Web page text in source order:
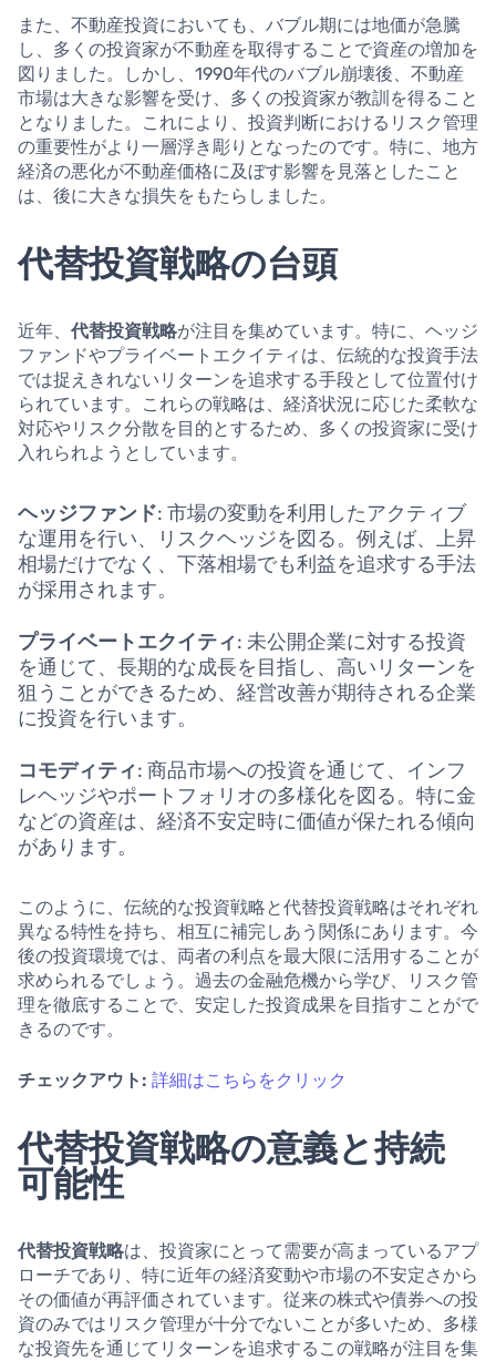
また、不動産投資においても、バブル期には地価が急騰
し、多くの投資家が不動産を取得することで資産の増加を
図りました。しかし、1990年代のバブル崩壊後、不動産
市場は大きな影響を受け、多くの投資家が教訓を得ること
となりました。これにより、投資判断におけるリスク管理
の重要性がより一層浮き彫りとなったのです。特に、地方
経済の悪化が不動産価格に及ぼす影響を見落としたこと
は、後に大きな損失をもたらしました。
代替投資戦略の台頭
近年、 代替投資戦略が注目を集めています。特に、ヘッジ
ファンドやプライベートエクイティは、伝統的な投資手法
では捉えきれないリターンを追求する手段として位置付け
られています。これらの戦略は、経済状況に応じた柔軟な
対応やリスク分散を目的とするため、多くの投資家に受け
入れられようとしています。
ヘッジファンド: 市場の変動を利用したアクティブ
な運用を行い、リスクヘッジを図る。例えば、上昇
相場だけでなく、下落相場でも利益を追求する手法
が採用されます。
プライベートエクイティ: 未公開企業に対する投資
を通じて、長期的な成長を目指し、高いリターンを
狙うことができるため、経営改善が期待される企業
に投資を行います。
コモディティ: 商品市場への投資を通じて、インフ
レヘッジやポートフォリオの多様化を図る。特に金
などの資産は、経済不安定時に価値が保たれる傾向
があります。
このように、伝統的な投資戦略と代替投資戦略はそれぞれ
異なる特性を持ち、相互に補完しあう関係にあります。今
後の投資環境では、両者の利点を最大限に活用することが
求められるでしょう。過去の金融危機から学び、リスク管
理を徹底することで、安定した投資成果を目指すことがで
きるのです。
チェックアウト: 詳細はこちらをクリック
代替投資戦略の意義と持続
可能性
代替投資戦略は、投資家にとって需要が高まっているアプ
ローチであり、特に近年の経済変動や市場の不安定さから
その価値が再評価されています。従来の株式や債券への投
資のみではリスク管理が十分でないことが多いため、多様
な投資先を通じてリターンを追求するこの戦略が注目を集